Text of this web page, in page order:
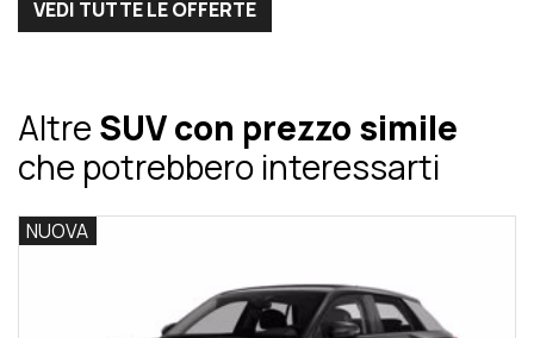
VEDI TUTTE LE OFFERTE
AltreSUV con prezzo simile
che potrebbero interessarti
NUOVA